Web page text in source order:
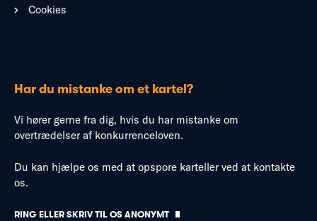
Cookies
Har du mistanke om et kartel?
Vi hører gerne fra dig, hvis du har mistanke om
overtrædelser af konkurrenceloven.
Du kan hjælpe os med at opspore karteller ved at kontakte
os.
RING ELLER SKRIV TIL OS ANONYMT